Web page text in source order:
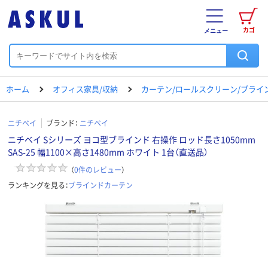
カゴ
メニュー
ホーム オフィス家具/収納 カーテン/ロールスクリーン/ブライ
ニチベイ ブランド： ニチベイ
ニチベイ Sシリーズ ヨコ型ブラインド 右操作 ロッド長さ1050mm
SAS-25 幅1100×高さ1480mm ホワイト 1台（直送品）
（0件のレビュー）
ランキングを見る：ブラインドカーテン